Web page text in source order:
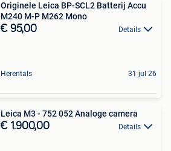
Originele Leica BP-SCL2 Batterij Accu
M240 M-P M262 Mono
€ 95,00 Details
Herentals 31 jul 26
Leica M3 - 752 052 Analoge camera
€ 1.900,00 Details